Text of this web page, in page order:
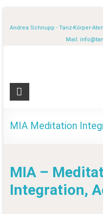
Andrea Schnupp - Tanz-Körper-
Mail:
MIA Meditation
MIA –
Integration,